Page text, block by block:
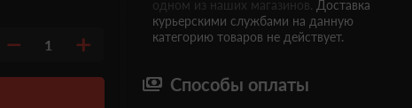
1
одном из наших магазинов. Доставка
курьерскими службами на данную
категорию товаров не действует.
Способы оплаты